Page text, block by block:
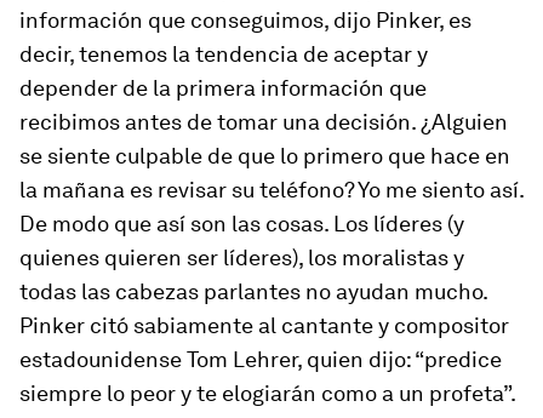
información que conseguimos, dijo Pinker, es
decir, tenemos la tendencia de aceptar y
depender de la primera información que
recibimos antes de tomar una decisión. ¿Alguien
se siente culpable de que lo primero que hace en
la mañana es revisar su teléfono? Yo me siento así.
De modo que así son las cosas. Los líderes (y
quienes quieren ser líderes), los moralistas y
todas las cabezas parlantes no ayudan mucho.
Pinker citó sabiamente al cantante y compositor
estadounidense Tom Lehrer, quien dijo: “predice
siempre lo peor y te elogiarán como a un profeta”.